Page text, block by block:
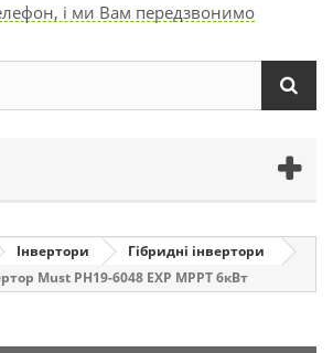
і ми Вам передзвонимо
Інвертори
Гібридні інвертори
Must PH19-6048 EXP MPPT 6кВт